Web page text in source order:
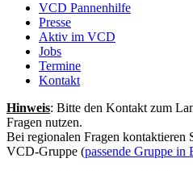
VCD Pannenhilfe
Presse
Aktiv im VCD
Jobs
Termine
Kontakt
Hinweis: Bitte den Kontakt zum
Fragen nutzen.
Bei regionalen Fragen kontaktieren
VCD-Gruppe (passende Gruppe in